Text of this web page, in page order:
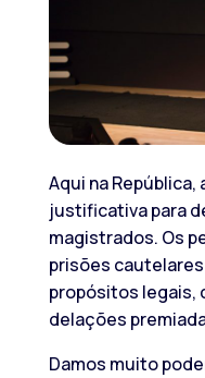
Aqui na República,
justificativa para
magistrados. Os
prisões
propósitos legais,
delações
Damos muito